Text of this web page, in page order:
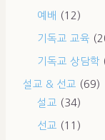
예배 (12)
기독교 교육
기독교 상담학
설교 & 선교 (69)
설교 (34)
선교 (11)